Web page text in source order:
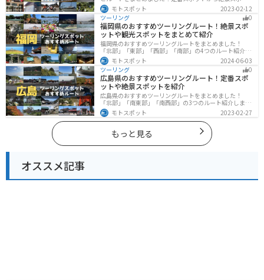
ト、温泉、山、海、グルメなど様々なジャンルで楽しめ
ます。バイクで鹿児島ツーリングに行こうと思っている
人は、参考にしてください。
モトスポット
2023-02-12
ツーリング
0
福岡県のおすすめツーリングルート！絶景スポ
ットや観光スポットをまとめて紹介
福岡県のおすすめツーリングルートをまとめました！
「北部」「東部」「西部」「南部」の4つのルート紹介し
ます。豊かな自然から歴史ある名所、グルメまで多彩な
魅力が詰まっており、様々な楽しみ方ができます。バイ
クで福岡県にツーリングに行く際は参考にしてくださ
い。
モトスポット
2024-06-03
ツーリング
0
広島県のおすすめツーリングルート！定番スポ
ットや絶景スポットを紹介
広島県のおすすめツーリングルートをまとめました！
「北部」「南東部」「南西部」の3つのルート紹介しま
す。自然豊かな山と海だけでなく、歴史的価値のある建
造物も多数あるので、飽きることなくツーリングを堪能
できます。バイクで広島県にツーリングに行く際は参考
にしてください。
モトスポット 2023-02-27
もっと見る
オススメ記事